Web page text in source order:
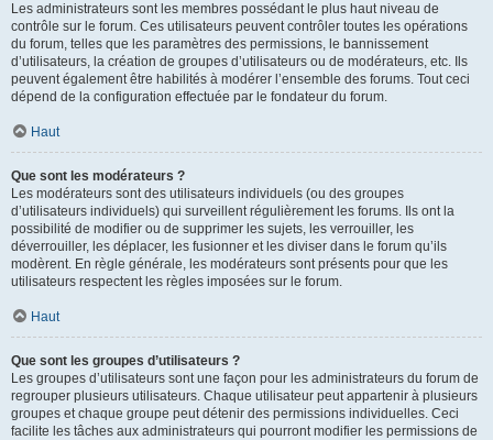
Les administrateurs sont les membres possédant le plus haut niveau de
contrôle sur le forum. Ces utilisateurs peuvent contrôler toutes les opérations
du forum, telles que les paramètres des permissions, le bannissement
d’utilisateurs, la création de groupes d’utilisateurs ou de modérateurs, etc. Ils
peuvent également être habilités à modérer l’ensemble des forums. Tout ceci
dépend de la configuration effectuée par le fondateur du forum.
Haut
Que sont les modérateurs ?
Les modérateurs sont des utilisateurs individuels (ou des groupes
d’utilisateurs individuels) qui surveillent régulièrement les forums. Ils ont la
possibilité de modifier ou de supprimer les sujets, les verrouiller, les
déverrouiller, les déplacer, les fusionner et les diviser dans le forum qu’ils
modèrent. En règle générale, les modérateurs sont présents pour que les
utilisateurs respectent les règles imposées sur le forum.
Haut
Que sont les groupes d’utilisateurs ?
Les groupes d’utilisateurs sont une façon pour les administrateurs du forum de
regrouper plusieurs utilisateurs. Chaque utilisateur peut appartenir à plusieurs
groupes et chaque groupe peut détenir des permissions individuelles. Ceci
facilite les tâches aux administrateurs qui pourront modifier les permissions de